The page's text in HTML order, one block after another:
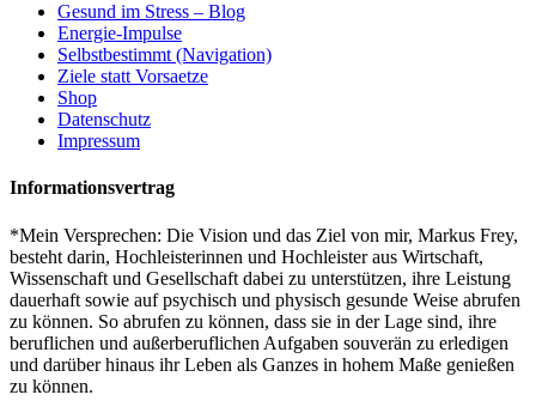
Gesund im Stress – Blog
Energie-Impulse
Selbstbestimmt (Navigation)
Ziele statt Vorsaetze
Shop
Datenschutz
Impressum
Informationsvertrag
*Mein Versprechen: Die Vision und das Ziel von mir, Markus Frey,
besteht darin, Hochleisterinnen und Hochleister aus Wirtschaft,
Wissenschaft und Gesellschaft dabei zu unterstützen, ihre Leistung
dauerhaft sowie auf psychisch und physisch gesunde Weise abrufen
zu können. So abrufen zu können, dass sie in der Lage sind, ihre
beruflichen und außerberuflichen Aufgaben souverän zu erledigen
und darüber hinaus ihr Leben als Ganzes in hohem Maße genießen
zu können.